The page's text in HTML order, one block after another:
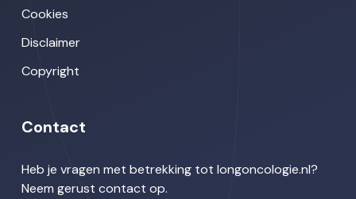
Cookies
Disclaimer
Copyright
Contact
Heb je vragen met betrekking tot longoncologie.nl?
Neem gerust contact op.